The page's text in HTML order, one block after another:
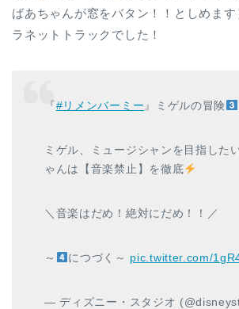
ばあちゃんが窓をバタン！！としめま
ラネットトラックでした！
『 #リメンバーミー 』ミゲルの冒険
ミゲル、ミュージシャンを目指した
ゃんは【音楽禁止】を徹底
＼音楽はだめ！絶対にだめ！！／
～ につづく～ pic.twitter.com/
— ディズニー・スタジオ